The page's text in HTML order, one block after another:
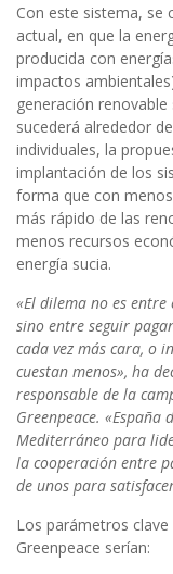
Con este sistema, se
actual, en que la
producida con
impactos
generación
sucederá alrededor
individuales, la
implantación de los
forma que con
más rápido de las
menos recursos
energía sucia.
«El dilema no es
sino entre seguir
cada vez más cara, o
cuestan menos», ha
responsable de la
Greenpeace. «España
Mediterráneo para
la cooperación entre
de unos para
Los parámetros
Greenpeace serían: